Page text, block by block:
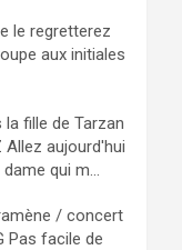
le regretterez
aux initiales
la fille de Tarzan
Allez aujourd'hui
qui m...
/ concert
Pas facile de